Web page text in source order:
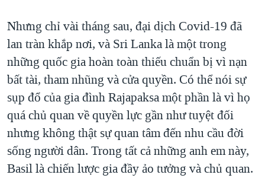
Nhưng chỉ vài tháng sau, đại dịch Covid-19 đã
lan tràn khắp nơi, và Sri Lanka là một trong
những quốc gia hoàn toàn thiếu chuẩn bị vì nạn
bất tài, tham nhũng và cửa quyền. Có thể nói sự
sụp đổ của gia đình Rajapaksa một phần là vì họ
quá chủ quan về quyền lực gần như tuyệt đối
nhưng không thật sự quan tâm đến nhu cầu đời
sống người dân. Trong tất cả những anh em này,
Basil là chiến lược gia đầy ảo tưởng và chủ quan.